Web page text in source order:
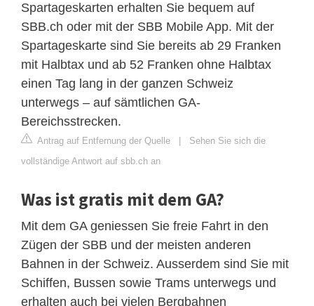
Spartageskarten erhalten Sie bequem auf
SBB.ch oder mit der SBB Mobile App. Mit der
Spartageskarte sind Sie bereits ab 29 Franken
mit Halbtax und ab 52 Franken ohne Halbtax
einen Tag lang in der ganzen Schweiz
unterwegs – auf sämtlichen GA-
Bereichsstrecken.
Antrag auf Entfernung der Quelle
Sehen Sie sich die
vollständige Antwort auf sbb.ch an
Was ist gratis mit dem GA?
Mit dem GA geniessen Sie freie Fahrt in den
Zügen der SBB und der meisten anderen
Bahnen in der Schweiz. Ausserdem sind Sie mit
Schiffen, Bussen sowie Trams unterwegs und
erhalten auch bei vielen Bergbahnen